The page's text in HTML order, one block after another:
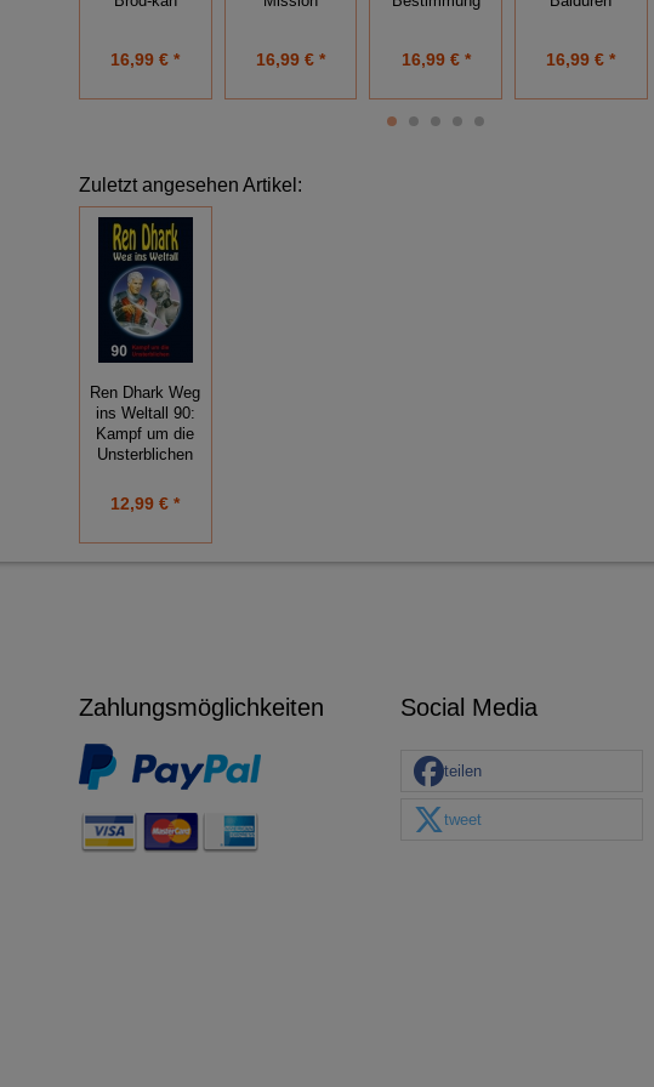
16,99 € * 16,99 € * 16,99 € * 16,99 € *
Zuletzt angesehen Artikel:
Ren Dhark Weg
ins Weltall 90:
Kampf um die
Unsterblichen
12,99 € *
Zahlungsmöglichkeiten Social Media
teilen
tweet